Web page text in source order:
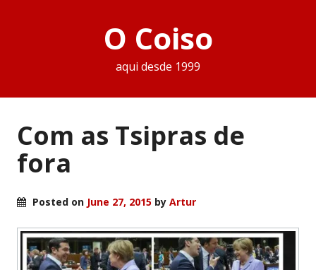
O Coiso
aqui desde 1999
Com as Tsipras de
fora
Posted on June 27, 2015 by Artur